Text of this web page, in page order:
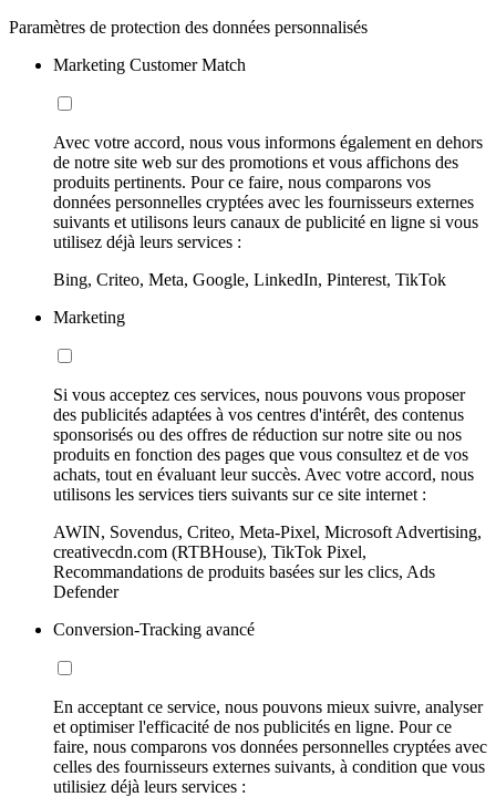
Paramètres de protection des données personnalisés
Marketing Customer Match
Avec votre accord, nous vous informons également en dehors
de notre site web sur des promotions et vous affichons des
produits pertinents. Pour ce faire, nous comparons vos
données personnelles cryptées avec les fournisseurs externes
suivants et utilisons leurs canaux de publicité en ligne si vous
utilisez déjà leurs services :
Bing, Criteo, Meta, Google, LinkedIn, Pinterest, TikTok
Marketing
Si vous acceptez ces services, nous pouvons vous proposer
des publicités adaptées à vos centres d'intérêt, des contenus
sponsorisés ou des offres de réduction sur notre site ou nos
produits en fonction des pages que vous consultez et de vos
achats, tout en évaluant leur succès. Avec votre accord, nous
utilisons les services tiers suivants sur ce site internet :
AWIN, Sovendus, Criteo, Meta-Pixel, Microsoft Advertising,
creativecdn.com (RTBHouse), TikTok Pixel,
Recommandations de produits basées sur les clics, Ads
Defender
Conversion-Tracking avancé
En acceptant ce service, nous pouvons mieux suivre, analyser
et optimiser l'efficacité de nos publicités en ligne. Pour ce
faire, nous comparons vos données personnelles cryptées avec
celles des fournisseurs externes suivants, à condition que vous
utilisiez déjà leurs services :